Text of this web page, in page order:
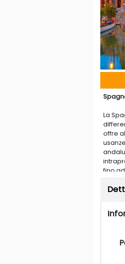
La
offre
fino